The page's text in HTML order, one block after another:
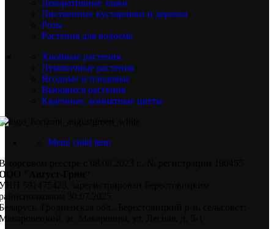
Декоративные злаки
Лиственные кустарники и деревья
Розы
Растения для водоема
Хвойные растения
Луковичные растения
Ягодные и плодовые
Вьющиеся растения
Кадочные, комнатные цветы
Menu child item
торговом реестре с 08.08.2023 г., № регистрации 190455
"Август-Грин"
591475428, зарегистрирован Берестовицким
30.07.2025
Гродненская обл., Берестовицкий р-н, сельсовет:
аг. Макаровцы, ул. Лесная, д. 5-1